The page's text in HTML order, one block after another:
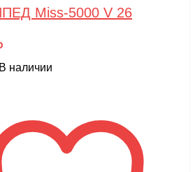
Miss-5000 V 26
В наличии